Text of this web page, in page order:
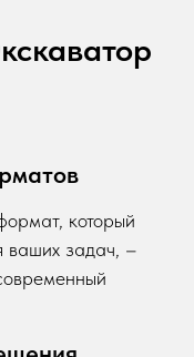
который
ваших задач, –